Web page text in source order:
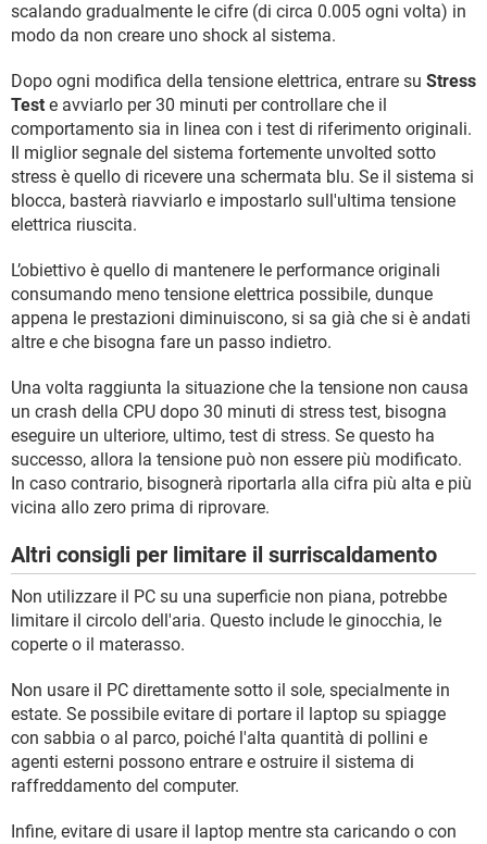
scalando gradualmente le cifre (di circa 0.005 ogni volta) in
modo da non creare uno shock al sistema.
Dopo ogni modifica della tensione elettrica, entrare su Stress
Test e avviarlo per 30 minuti per controllare che il
comportamento sia in linea con i test di riferimento originali.
Il miglior segnale del sistema fortemente unvolted sotto
stress è quello di ricevere una schermata blu. Se il sistema si
blocca, basterà riavviarlo e impostarlo sull'ultima tensione
elettrica riuscita.
L’obiettivo è quello di mantenere le performance originali
consumando meno tensione elettrica possibile, dunque
appena le prestazioni diminuiscono, si sa già che si è andati
altre e che bisogna fare un passo indietro.
Una volta raggiunta la situazione che la tensione non causa
un crash della CPU dopo 30 minuti di stress test, bisogna
eseguire un ulteriore, ultimo, test di stress. Se questo ha
successo, allora la tensione può non essere più modificato.
In caso contrario, bisognerà riportarla alla cifra più alta e più
vicina allo zero prima di riprovare.
Altri consigli per limitare il surriscaldamento
Non utilizzare il PC su una superficie non piana, potrebbe
limitare il circolo dell'aria. Questo include le ginocchia, le
coperte o il materasso.
Non usare il PC direttamente sotto il sole, specialmente in
estate. Se possibile evitare di portare il laptop su spiagge
con sabbia o al parco, poiché l'alta quantità di pollini e
agenti esterni possono entrare e ostruire il sistema di
raffreddamento del computer.
Infine, evitare di usare il laptop mentre sta caricando o con